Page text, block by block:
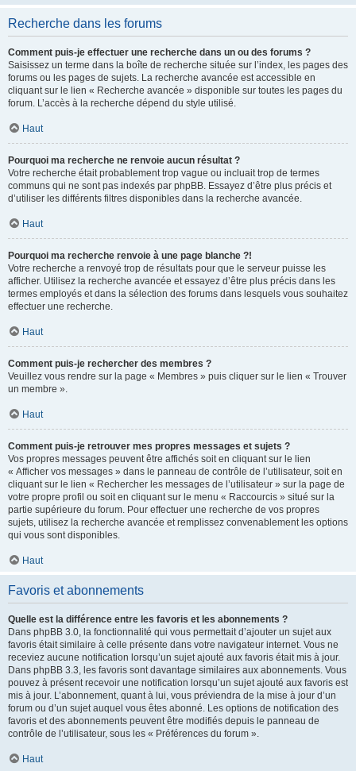
Recherche dans les forums
Comment puis-je effectuer une recherche dans un ou des forums ?
Saisissez un terme dans la boîte de recherche située sur l’index, les pages des
forums ou les pages de sujets. La recherche avancée est accessible en
cliquant sur le lien « Recherche avancée » disponible sur toutes les pages du
forum. L’accès à la recherche dépend du style utilisé.
Haut
Pourquoi ma recherche ne renvoie aucun résultat ?
Votre recherche était probablement trop vague ou incluait trop de termes
communs qui ne sont pas indexés par phpBB. Essayez d’être plus précis et
d’utiliser les différents filtres disponibles dans la recherche avancée.
Haut
Pourquoi ma recherche renvoie à une page blanche ?!
Votre recherche a renvoyé trop de résultats pour que le serveur puisse les
afficher. Utilisez la recherche avancée et essayez d’être plus précis dans les
termes employés et dans la sélection des forums dans lesquels vous souhaitez
effectuer une recherche.
Haut
Comment puis-je rechercher des membres ?
Veuillez vous rendre sur la page « Membres » puis cliquer sur le lien « Trouver
un membre ».
Haut
Comment puis-je retrouver mes propres messages et sujets ?
Vos propres messages peuvent être affichés soit en cliquant sur le lien
« Afficher vos messages » dans le panneau de contrôle de l’utilisateur, soit en
cliquant sur le lien « Rechercher les messages de l’utilisateur » sur la page de
votre propre profil ou soit en cliquant sur le menu « Raccourcis » situé sur la
partie supérieure du forum. Pour effectuer une recherche de vos propres
sujets, utilisez la recherche avancée et remplissez convenablement les options
qui vous sont disponibles.
Haut
Favoris et abonnements
Quelle est la différence entre les favoris et les abonnements ?
Dans phpBB 3.0, la fonctionnalité qui vous permettait d’ajouter un sujet aux
favoris était similaire à celle présente dans votre navigateur internet. Vous ne
receviez aucune notification lorsqu’un sujet ajouté aux favoris était mis à jour.
Dans phpBB 3.3, les favoris sont davantage similaires aux abonnements. Vous
pouvez à présent recevoir une notification lorsqu’un sujet ajouté aux favoris est
mis à jour. L’abonnement, quant à lui, vous préviendra de la mise à jour d’un
forum ou d’un sujet auquel vous êtes abonné. Les options de notification des
favoris et des abonnements peuvent être modifiés depuis le panneau de
contrôle de l’utilisateur, sous les « Préférences du forum ».
Haut